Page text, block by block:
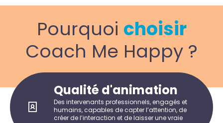
Pourquoi choisir
Coach Me Happy ?
Qualité d'animation
Des intervenants professionnels, engagés et
humains, capables de capter l’attention, de
créer de l’interaction et de laisser une vraie